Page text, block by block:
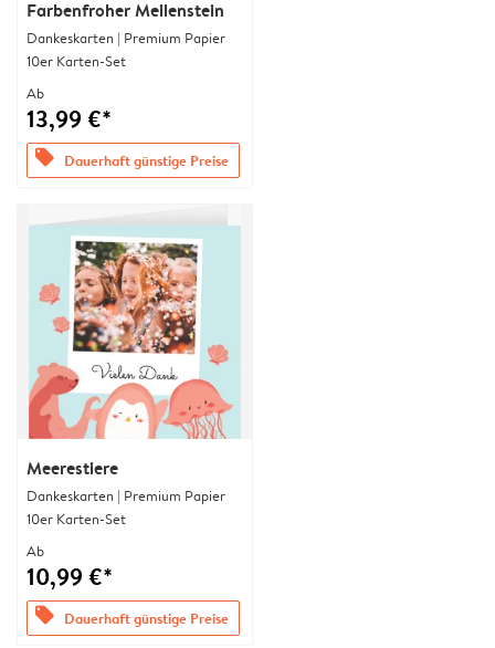
Farbenfroher Meilenstein
Dankeskarten | Premium Papier
10er Karten-Set
Ab
13,99 €*
offers Dauerhaft günstige Preise
Meerestiere
Dankeskarten | Premium Papier
10er Karten-Set
Ab
10,99 €*
offers Dauerhaft günstige Preise